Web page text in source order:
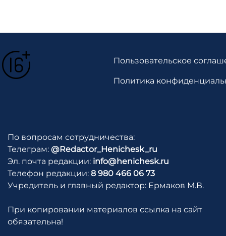
Пользовательское
Политика
По вопросам сотрудничества:
Телеграм: @Redactor_Henichesk_ru
Эл. почта редакции: info@henichesk.ru
Телефон редакции: 8 980 466 06 73
Учредитель и главный редактор: Ермаков М.В.
При копировании материалов ссылка на сайт
обязательна!